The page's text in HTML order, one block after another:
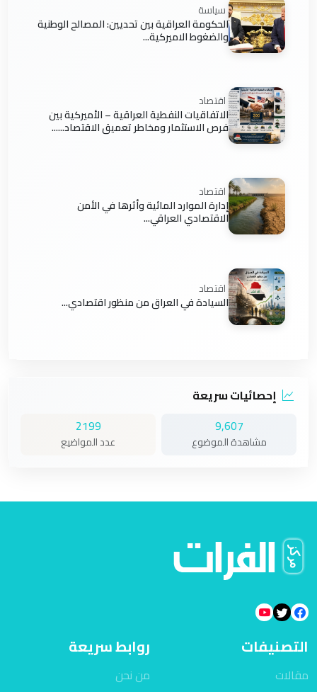
سياسة
الحكومة العراقية بين تحديين: المصالح الوطنية
والضغوط الاميركية...
اقتصاد
الاتفاقيات النفطية العراقية – الأميركية بين
فرص الاستثمار ومخاطر تعميق الاقتصاد......
اقتصاد
إدارة الموارد المائية وأثرها في الأمن
الاقتصادي العراقي...
اقتصاد
السيادة في العراق من منظور اقتصادي...
إحصائيات سريعة
9,607
مشاهدة الموضوع
2199
عدد المواضيع
التصنيفات
مقالات
روابط سريعة
من نحن